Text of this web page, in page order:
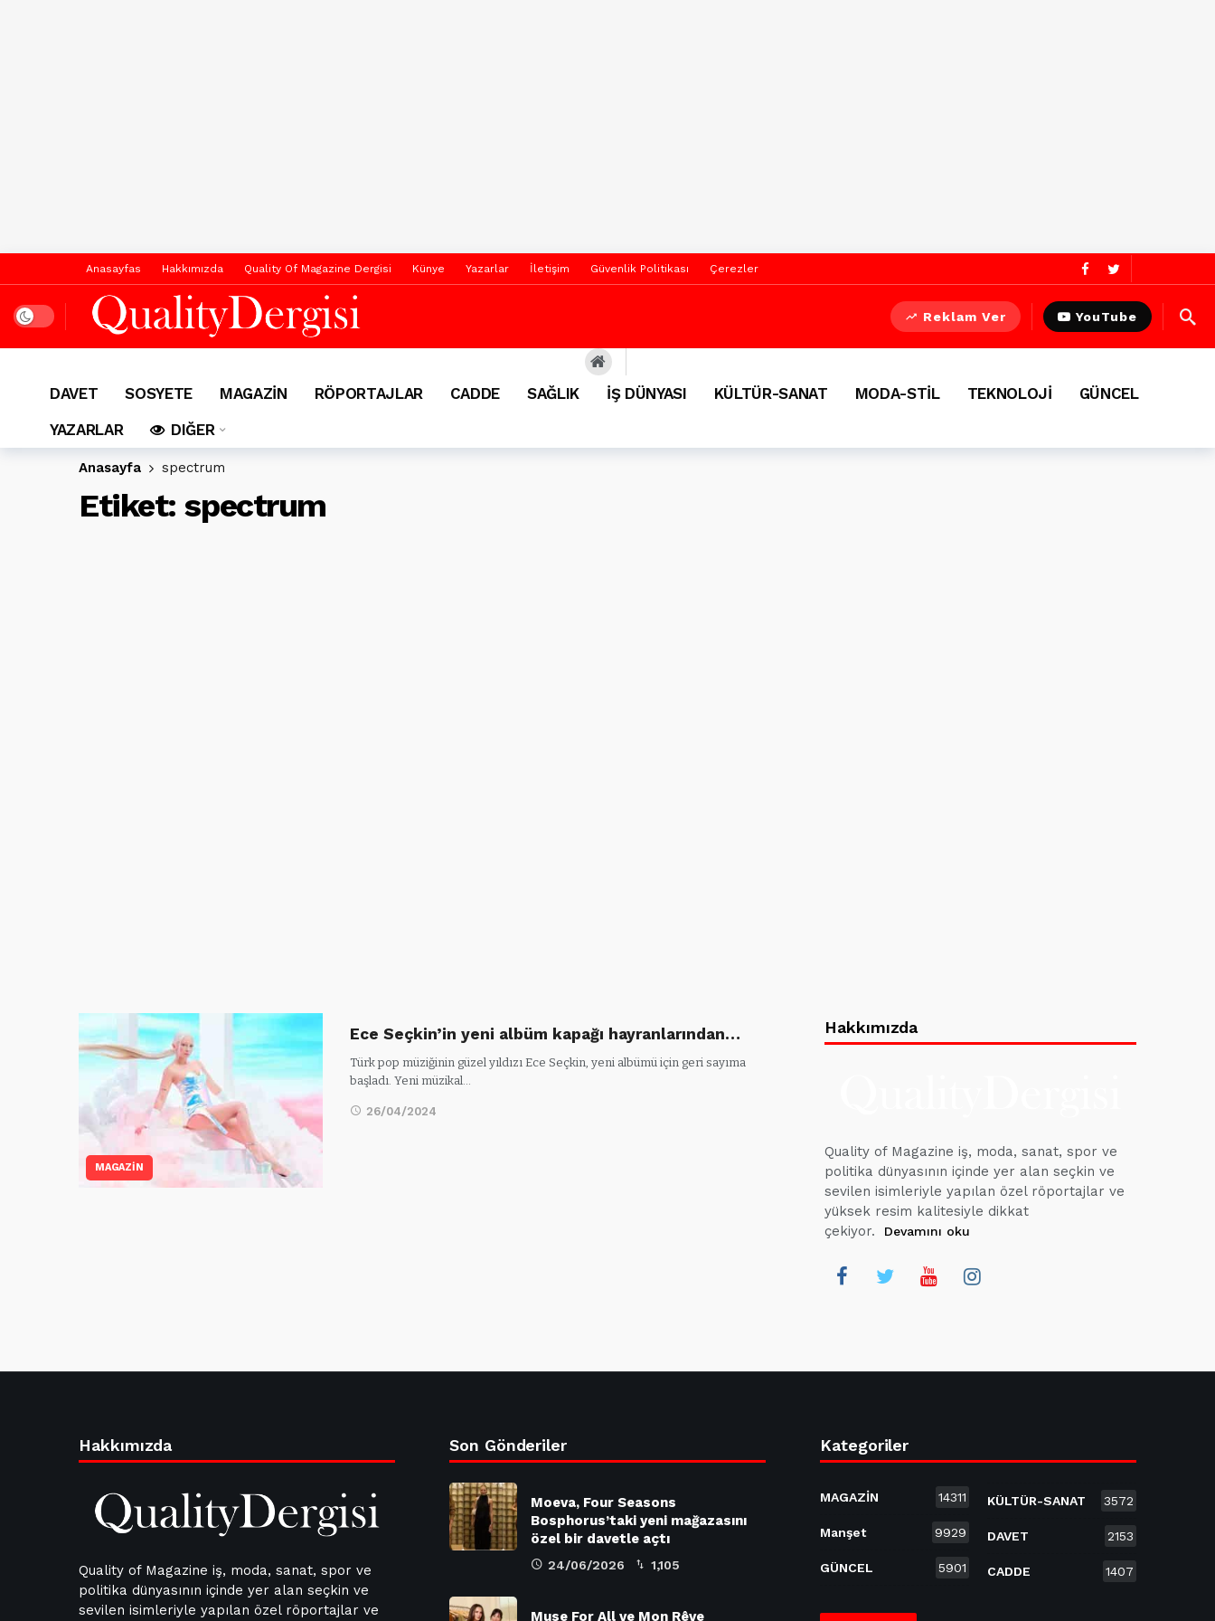
Anasayfas Hakkımızda Quality Of Magazine Dergisi Künye Yazarlar İletişim Güvenlik Politikası Çerezler
Dark mode Reklam Ver YouTube
DAVET SOSYETE MAGAZİN RÖPORTAJLAR CADDE SAĞLIK İŞ DÜNYASI KÜLTÜR-SANAT MODA-STİL TEKNOLOJİ
GÜNCEL
YAZARLAR
DIĞER
Anasayfa spectrum
Etiket: spectrum
MAGAZİN
Ece Seçkin’in yeni albüm kapağı hayranlarından…
Türk pop müziğinin güzel yıldızı Ece Seçkin, yeni albümü için geri sayıma
başladı. Yeni müzikal…
26/04/2024
Hakkımızda
Quality of Magazine iş, moda, sanat, spor ve
politika dünyasının içinde yer alan seçkin ve
sevilen isimleriyle yapılan özel röportajlar ve
yüksek resim kalitesiyle dikkat
çekiyor.
Devamını oku
Hakkımızda
Quality of Magazine iş, moda, sanat, spor ve
politika dünyasının içinde yer alan seçkin ve
sevilen isimleriyle yapılan özel röportajlar ve
Son Gönderiler
Moeva, Four Seasons
Bosphorus’taki yeni mağazasını
özel bir davetle açtı
24/06/2026 1,105
Muse For All ve Mon Rêve
Kategoriler
MAGAZİN 14311
Manşet 9929
GÜNCEL 5901
KÜLTÜR-SANAT 3572
DAVET 2153
CADDE 1407